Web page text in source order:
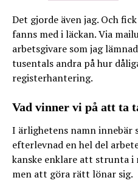
Det gjorde även jag. Och
fanns med i läckan. Via
arbetsgivare som jag
tusentals andra på hur
registerhantering.
Vad vinner vi på att ta
I ärlighetens namn innebär
efterlevnad en hel del
kanske enklare att strunta
men att göra rätt lönar sig.